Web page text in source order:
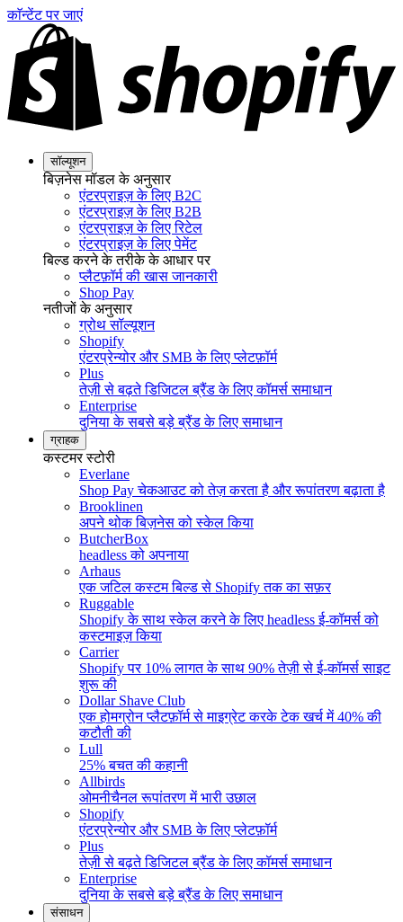
काॅन्टेंट पर जाएं
सॉल्यूशन
बिज़नेस मॉडल के अनुसार
एंटरप्राइज़ के लिए B2C
एंटरप्राइज़ के लिए B2B
एंटरप्राइज़ के लिए रिटेल
एंटरप्राइज़ के लिए पेमेंट
बिल्ड करने के तरीके के आधार पर
प्लैटफ़ॉर्म की खास जानकारी
Shop Pay
नतीजों के अनुसार
ग्रोथ सॉल्यूशन
Shopify
एंटरप्रेन्योर और SMB के लिए प्लेटफ़ॉर्म
Plus
तेज़ी से बढ़ते डिजिटल ब्रैंड के लिए कॉमर्स समाधान
Enterprise
दुनिया के सबसे बड़े ब्रैंड के लिए समाधान
ग्राहक
कस्टमर स्टोरी
Everlane
Shop Pay चेकआउट को तेज़ करता है और रूपांतरण बढ़ाता है
Brooklinen
अपने थोक बिज़नेस को स्केल किया
ButcherBox
headless को अपनाया
Arhaus
एक जटिल कस्टम बिल्ड से Shopify तक का सफ़र
Ruggable
Shopify के साथ स्केल करने के लिए headless ई-कॉमर्स को
कस्टमाइज़ किया
Carrier
Shopify पर 10% लागत के साथ 90% तेज़ी से ई-कॉमर्स साइट
शुरू की
Dollar Shave Club
एक होमग्रोन प्लैटफ़ॉर्म से माइग्रेट करके टेक खर्च में 40% की
कटौती की
Lull
25% बचत की कहानी
Allbirds
ओमनीचैनल रूपांतरण में भारी उछाल
Shopify
एंटरप्रेन्योर और SMB के लिए प्लेटफ़ॉर्म
Plus
तेज़ी से बढ़ते डिजिटल ब्रैंड के लिए कॉमर्स समाधान
Enterprise
दुनिया के सबसे बड़े ब्रैंड के लिए समाधान
संसाधन